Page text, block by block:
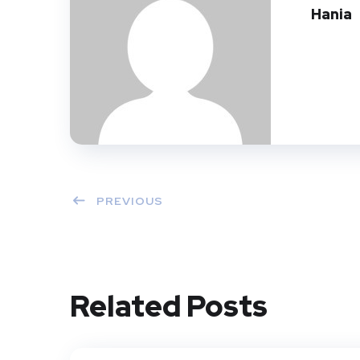
Hania
PREVIOUS
Related Posts